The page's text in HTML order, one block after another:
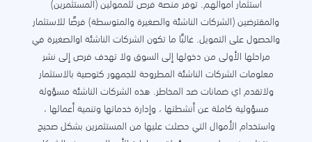
استثمار أموالهم. توفر منصة فرص للممولين (المستثمرين)
والمقترضين (الشركات الناشئة والصغيرة والمتوسطة) فرصًا للاستثمار
والحصول على التمويل. غالبًا ما تكون الشركات الناشئة اوالصغيرة في
مراحلها الأولى من دخولها إلى السوق ولا تهدف فرص إلى نشر
معلومات الشركات الناشئة المطروحة للجمهور كتوصية بالاستثمار
ولاتقدم اي ضمانات ضد المخاطر. هذه الشركات الناشئة مسؤولة
مسؤولية كاملة عن أنشطتها ، وإدارة خدماتها وتنمية أعمالها ،
واستخدام الأموال التي حصلت عليها من المستثمرين بشكل صحيح